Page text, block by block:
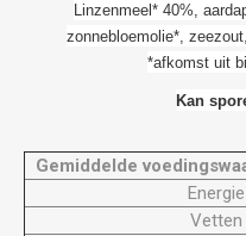
Linzenmeel* 40%,
zonnebloemolie*,
*afkomst uit
Kan
Gemiddelde
Energie
Vetten